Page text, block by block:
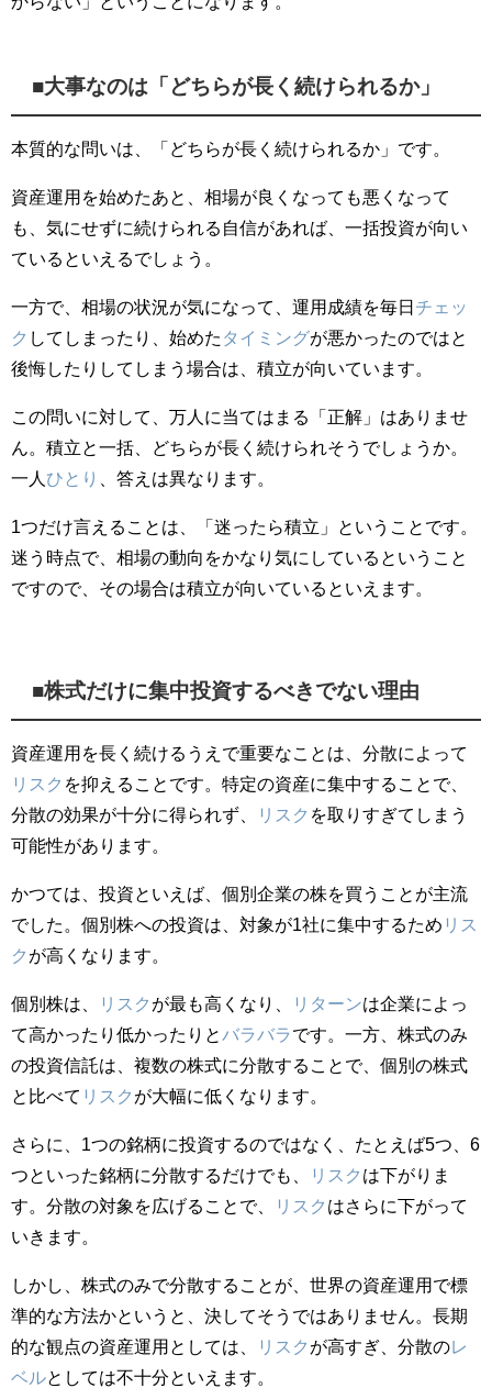
■大事なのは「どちらが長く続けられるか」
本質的な問いは、「どちらが長く続けられるか」です。
資産運用を始めたあと、相場が良くなっても悪くなって
も、気にせずに続けられる自信があれば、一括投資が向い
ているといえるでしょう。
一方で、相場の状況が気になって、運用成績を毎日 チェッ
ク してしまったり、始めた タイミングが悪かったのではと
後悔したりしてしまう場合は、積立が向いています。
この問いに対して、万人に当てはまる「正解」はありませ
ん。積立と一括、どちらが長く続けられそうでしょうか。
一人 ひとり 、答えは異なります。
1つだけ言えることは、「迷ったら積立」ということです。
迷う時点で、相場の動向をかなり気にしているということ
ですので、その場合は積立が向いているといえます。
■株式だけに集中投資するべきでない理由
資産運用を長く続けるうえで重要なことは、分散によって
リスク を抑えることです。特定の資産に集中することで、
分散の効果が十分に得られず、
リスク を取りすぎてしまう
可能性があります。
かつては、投資といえば、個別企業の株を買うことが主流
でした。個別株への投資は、対象が1社に集中するため リス
ク が高くなります。
個別株は、 リスク が最も高くなり、 リターンは企業によっ
て高かったり低かったりとバラバラです。一方、株式のみ
の投資信託は、複数の株式に分散することで、個別の株式
と比べて リスク が大幅に低くなります。
さらに、1つの銘柄に投資するのではなく、たとえば5つ、6
つといった銘柄に分散するだけでも、
リスク は下がりま
す。分散の対象を広げることで、
リスク はさらに下がって
いきます。
しかし、株式のみで分散することが、世界の資産運用で標
準的な方法かというと、決してそうではありません。長期
的な観点の資産運用としては、
リスク が高すぎ、分散のレ
ベルとしては不十分といえます。